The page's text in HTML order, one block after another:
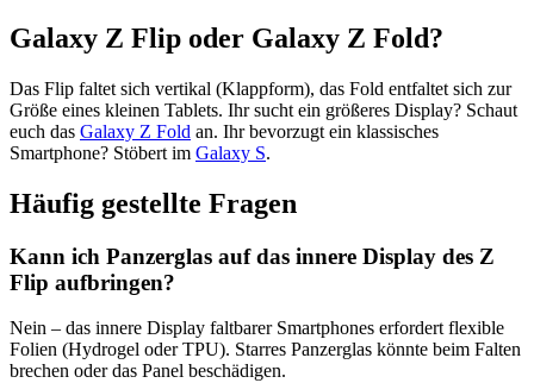
Galaxy Z Flip oder Galaxy Z Fold?
Das Flip faltet sich vertikal (Klappform), das Fold entfaltet sich zur
Größe eines kleinen Tablets. Ihr sucht ein größeres Display? Schaut
euch das Galaxy Z Fold an. Ihr bevorzugt ein klassisches
Smartphone? Stöbert im Galaxy S.
Häufig gestellte Fragen
Kann ich Panzerglas auf das innere Display des Z
Flip aufbringen?
Nein – das innere Display faltbarer Smartphones erfordert flexible
Folien (Hydrogel oder TPU). Starres Panzerglas könnte beim Falten
brechen oder das Panel beschädigen.